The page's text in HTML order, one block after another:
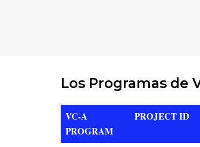
Los Programas de
VC-A
PROGRAM
PROJECT ID